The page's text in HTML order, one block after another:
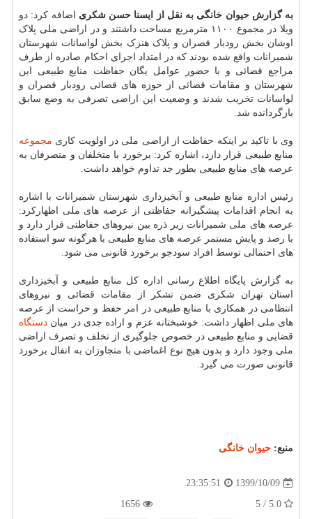
به گزارش حیوان خانگی به نقل از ایسنا حسن شکری اضافه کرد: دو
ویلا در مجموع ۱۱۰۰ مترمربع مساحت داشتند و در اراضی ملی پلاک
اوشان بخش رودبار قصران و پلاک هنزک بخش لواسانات شهرستان
شمیرانات واقع شده بودند که در امتداد اجرای احکام صادره از طرف
مراجع قضائی و با حضور عوامل یگان حفاظت منابع طبیعی این
شهرستان و مقامات قضائی از حوزه های قضائی رودبار قصران و
لواسانات تخریب شدند و وضعیت این اراضی تصرفی به وضع سابق
بازگردانده شد.
وی با تاکید بر اینکه حفاظت از اراضی ملی در اولویت کاری مجموعه
منابع طبیعی قرار دارد، اشاره کرد: برخورد با متخلفان و متصرفان به
عرصه های منابع طبیعی بطور جد تداوم خواهد داشت.
رئیس اداره منابع طبیعی و آبخیزداری شهرستان شمیرانات با اشاره
به انجام اقدامات پیشگیرانه حفاظتی از عرصه های ملی اظهارکرد:
عرصه های ملی شمیرانات زیر ذره بین نیروهای حفاظتی قرار دارد و
با رصد و پایش مستمر عرصه های منابع طبیعی با هرگونه سو استفاده
های احتمالی توسط افراد سودجو برخورد قانونی می شود.
به گزارش پایگاه اطلاع رسانی اداره کل منابع طبیعی و آبخیزداری
استان تهران شکری ضمن تشکر از مقامات قضائی و نیروهای
انتظامی در همکاری با منابع طبیعی در امر حفظ و حراست از عرصه
های ملی اظهار داشت: خوشبختانه عزم و اراده جدی در میان دستگاه
قضایی و منابع طبیعی در خصوص جلوگیری از تخلف و تصرف اراضی
ملی وجود دارد و بدون هیچ نوع اغماضی با متجاوزان به انفال برخورد
قانونی صورت می گیرد.
منبع: حیوان خانگی
1399/10/09
23:35:51